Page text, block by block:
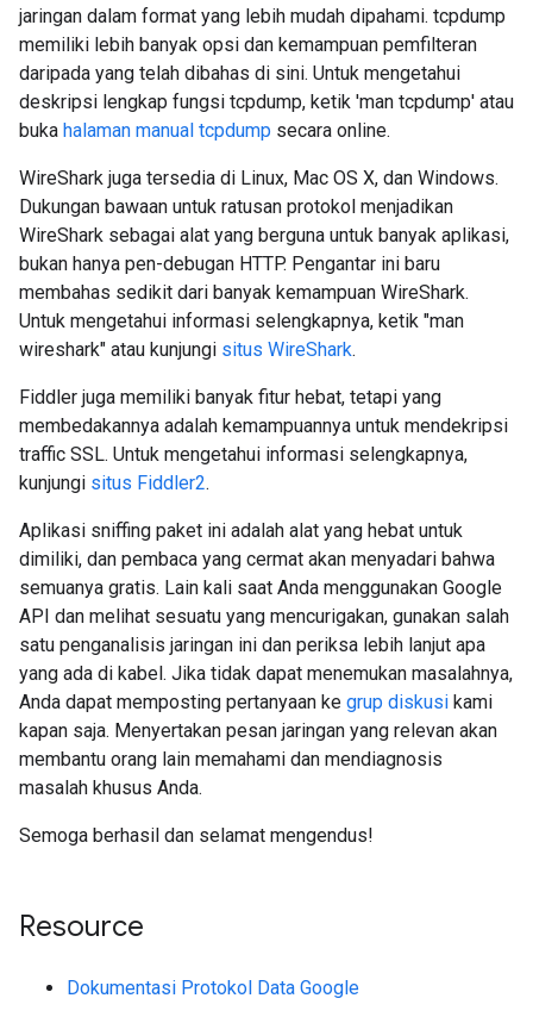
jaringan dalam format yang lebih mudah dipahami. tcpdump
memiliki lebih banyak opsi dan kemampuan pemfilteran
daripada yang telah dibahas di sini. Untuk mengetahui
deskripsi lengkap fungsi tcpdump, ketik 'man tcpdump' atau
buka halaman manual tcpdump secara online.
WireShark juga tersedia di Linux, Mac OS X, dan Windows.
Dukungan bawaan untuk ratusan protokol menjadikan
WireShark sebagai alat yang berguna untuk banyak aplikasi,
bukan hanya pen-debugan HTTP. Pengantar ini baru
membahas sedikit dari banyak kemampuan WireShark.
Untuk mengetahui informasi selengkapnya, ketik "man
wireshark" atau kunjungi situs WireShark.
Fiddler juga memiliki banyak fitur hebat, tetapi yang
membedakannya adalah kemampuannya untuk mendekripsi
traffic SSL. Untuk mengetahui informasi selengkapnya,
kunjungi situs Fiddler2.
Aplikasi sniffing paket ini adalah alat yang hebat untuk
dimiliki, dan pembaca yang cermat akan menyadari bahwa
semuanya gratis. Lain kali saat Anda menggunakan Google
API dan melihat sesuatu yang mencurigakan, gunakan salah
satu penganalisis jaringan ini dan periksa lebih lanjut apa
yang ada di kabel. Jika tidak dapat menemukan masalahnya,
Anda dapat memposting pertanyaan ke grup diskusi kami
kapan saja. Menyertakan pesan jaringan yang relevan akan
membantu orang lain memahami dan mendiagnosis
masalah khusus Anda.
Semoga berhasil dan selamat mengendus!
Resource
Dokumentasi Protokol Data Google